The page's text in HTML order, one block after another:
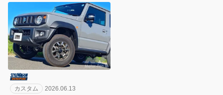
カスタム 2026.06.13